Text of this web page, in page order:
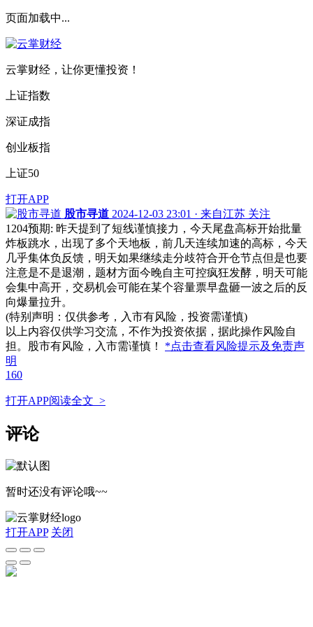
页面加载中...
云掌财经，让你更懂投资！
上证指数
深证成指
创业板指
上证50
打开APP
股市寻道 2024-12-03 23:01 · 来自江苏 关注
1204预期: 昨天提到了短线谨慎接力，今天尾盘高标开始批量
炸板跳水，出现了多个天地板，前几天连续加速的高标，今天
几乎集体负反馈，明天如果继续走分歧符合开仓节点但是也要
注意是不是退潮，题材方面今晚自主可控疯狂发酵，明天可能
会集中高开，交易机会可能在某个容量票早盘砸一波之后的反
向爆量拉升。
(特别声明：仅供参考，入市有风险，投资需谨慎)
以上内容仅供学习交流，不作为投资依据，据此操作风险自
担。股市有风险，入市需谨慎！ *点击查看风险提示及免责声
明
160
打开APP阅读全文 >
评论
暂时还没有评论哦~~
打开APP 关闭